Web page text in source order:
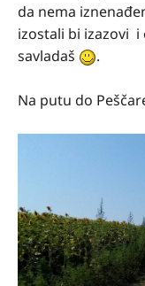
da nema
izostali bi izazovi
savladaš
.
Na putu do